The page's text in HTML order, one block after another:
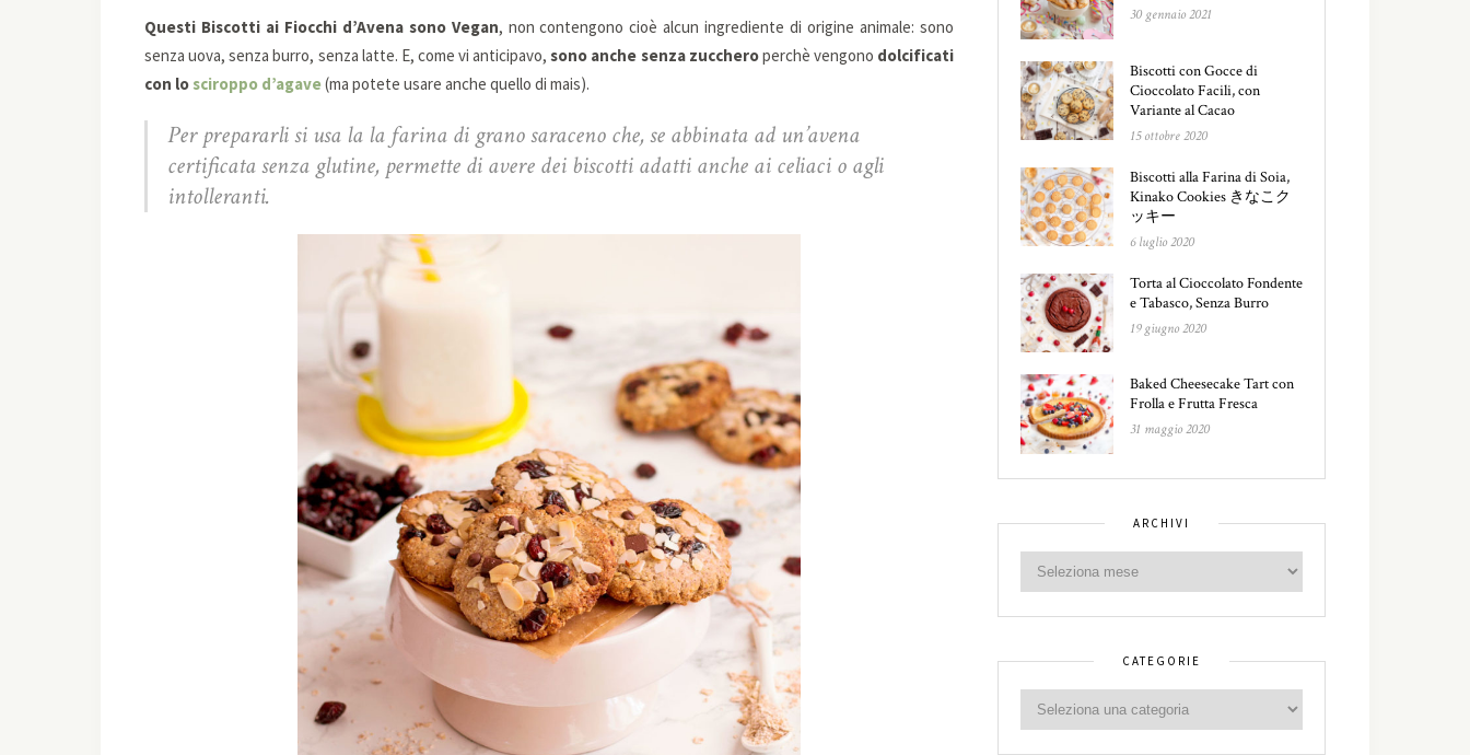
Questi Biscotti ai Fiocchi d’Avena sono Vegan, non contengono cioè alcun ingrediente di origine animale: sono
senza uova, senza burro, senza latte. E, come vi anticipavo, sono anche senza zuccheroperchè vengono dolcificati
con lo sciroppo d’agave(ma potete usare anche quello di mais).
Per prepararli si usa la la farina di grano saraceno che, se abbinata ad un’avena
certificata senza glutine, permette di avere dei biscotti adatti anche ai celiaci o agli
intolleranti.
30 gennaio 2021
Biscotti con Gocce di
Cioccolato Facili, con
Variante al Cacao
15 ottobre 2020
Biscotti alla Farina di Soia,
Kinako Cookies きなこク
ッキー
6 luglio 2020
Torta al Cioccolato Fondente
e Tabasco, Senza Burro
19 giugno 2020
Baked Cheesecake Tart con
Frolla e Frutta Fresca
31 maggio 2020
ARCHIVI
CATEGORIE